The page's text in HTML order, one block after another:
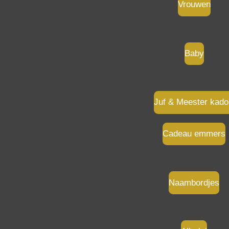
Vrouwen
Baby
Juf & Meester
Cadeau emmers
Naambordjes